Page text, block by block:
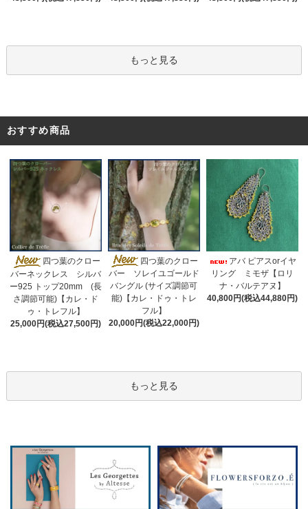
もっと見る
おすすめ商品
四つ葉のクロー
バーネックレス シルバ
ー925 トップ20mm (長
さ調節可能)【カレ・ド
ゥ・トレフル】
25,000円(税込27,500円)
四つ葉のクロー
バー ソレイユゴールド
バングル (サイズ調節可
能)【カレ・ドゥ・トレ
フル】
20,000円(税込22,000円)
アバ ピアスorイヤ
リング ミモザ【ロリ
ナ・バルテアヌ】
40,800円(税込44,880円)
もっと見る